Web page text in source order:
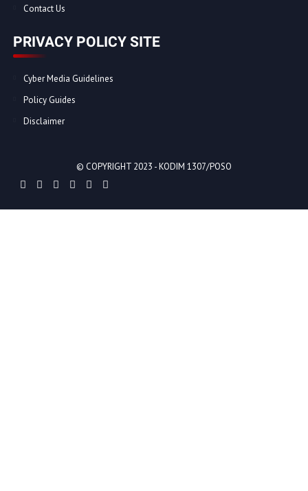
Contact Us
PRIVACY POLICY SITE
Cyber Media Guidelines
Policy Guides
Disclaimer
© COPYRIGHT 2023 -KODIM 1307/POSO